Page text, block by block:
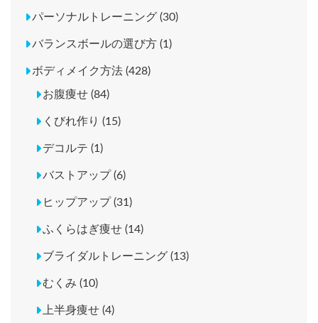
パーソナルトレーニング (30)
バランスボールの選び方 (1)
ボディメイク方法 (428)
お腹痩せ (84)
くびれ作り (15)
デコルテ (1)
バストアップ (6)
ヒップアップ (31)
ふくらはぎ痩せ (14)
ブライダルトレーニング (13)
むくみ (10)
上半身痩せ (4)